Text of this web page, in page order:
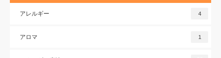
アレルギー 4
アロマ 1